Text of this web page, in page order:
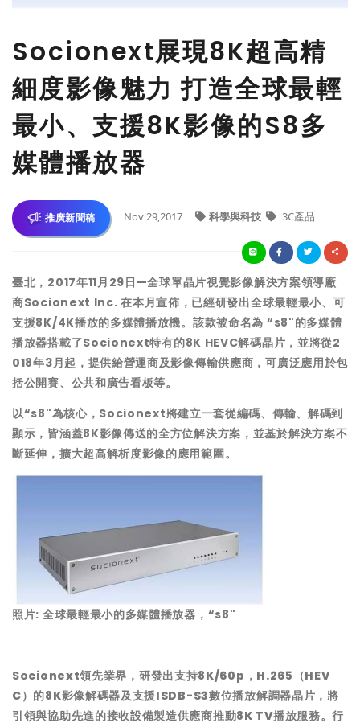
Socionext展現8K超高精
細度影像魅力 打造全球最輕
最小、支援8K影像的S8多
媒體播放器
推廣新聞稿 Nov 29,2017 科學與科技 3C產品
臺北，2017年11月29日—全球單晶片視覺影像解決方案領導廠
商Socionext Inc. 在本月宣佈，已經研發出全球最輕最小、可
支援8K/4K播放的多媒體播放機。該款被命名為 “s8"的多媒體
播放器搭載了Socionext特有的8K HEVC解碼晶片，並將從2
018年3月起，提供給營運商及影像傳輸供應商，可廣泛應用於包
括公開賽、公共和廣告看板等。
以“s8"為核心，Socionext將建立一套從編碼、傳輸、解碼到
顯示，皆涵蓋8K影像傳送的全方位解決方案，並基於解決方案不
斷延伸，擴大超高解析度影像的應用範圍。
照片: 全球最輕最小的多媒體播放器，“s8"
Socionext領先業界，研發出支持8K/60p，H.265（HEV
C）的8K影像解碼器及支援ISDB-S3數位播放解調器晶片，將
引領與協助先進的接收設備製造供應商推動8K TV播放服務。行